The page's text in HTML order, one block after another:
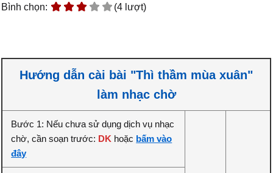
Bình chọn:
(4 lượt)
Hướng dẫn cài bài "Thì thầm mùa xuân"
làm nhạc chờ
Bước 1: Nếu chưa sử dụng dịch vụ nhạc
chờ, cần soạn trước: DK hoặc bấm vào
đây